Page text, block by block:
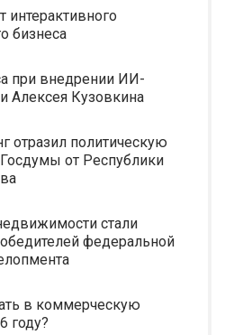
интерактивного
бизнеса
при внедрении ИИ-
Алексея Кузовкина
отразил политическую
Госдумы от Республики
стали
федеральной
в коммерческую
году?